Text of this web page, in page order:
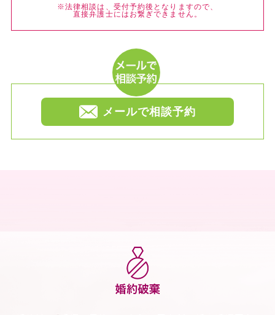
※法律相談は、受付予約後となりますので、
直接弁護士にはお繋ぎできません。
メールで相談予約